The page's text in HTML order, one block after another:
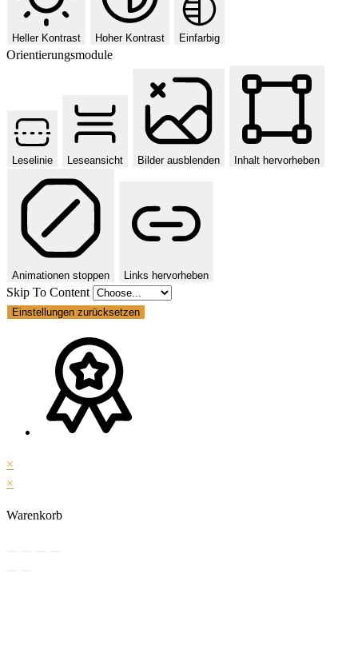
Heller Kontrast Hoher Kontrast Einfarbig
Orientierungsmodule
Leselinie Leseansicht Bilder ausblenden Inhalt hervorheben
Animationen stoppen Links hervorheben
Skip To Content
Einstellungen zurücksetzen
×
×
Warenkorb